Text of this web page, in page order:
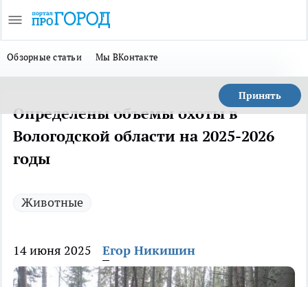
Обзорные статьи Мы ВКонтакте
Принять
Определены объемы охоты в
Вологодской области на 2025-2026
годы
Животные
14 июня 2025 Егор Никишин